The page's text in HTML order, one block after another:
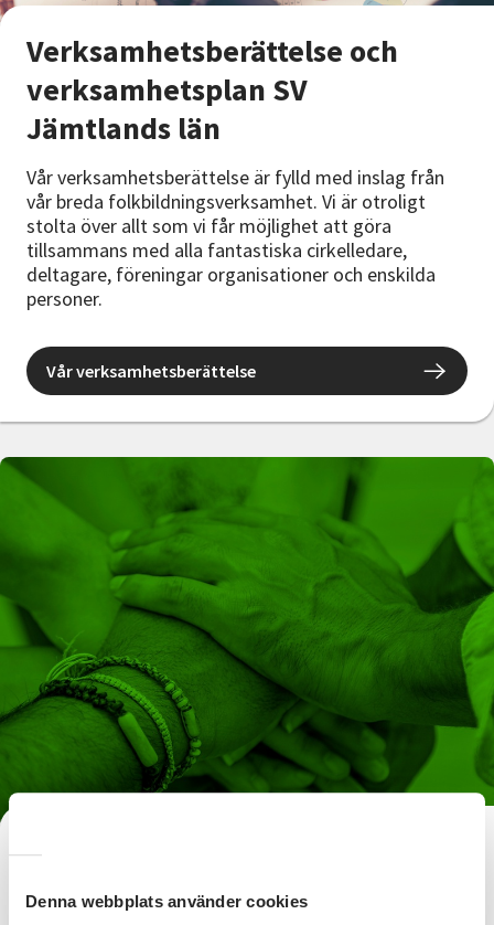
Denna webbplats använder cookies
Verksamhetsberättelse och
verksamhetsplan SV
Jämtlands län
Vår verksamhetsberättelse är fylld med inslag från
vår breda folkbildningsverksamhet. Vi är otroligt
stolta över allt som vi får möjlighet att göra
tillsammans med alla fantastiska cirkelledare,
deltagare, föreningar organisationer och enskilda
personer.
Vår verksamhetsberättelse
Grundorganisationer och
samverkande föreningar